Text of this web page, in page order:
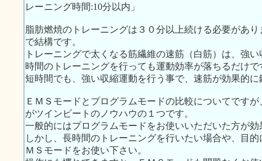
レーニング時間:10分以内」
脂肪燃焼のトレーニングは３０分以上続ける必要があ
で結構です。
トレーニングで太くなる筋繊維の速筋（白筋）は、強
時間のトレーニングを行っても運動効率が落ちるだけで
短時間でも、強い収縮運動を行う事で、速筋が効果的
ＥＭＳモードとプログラムモードの比較についてです
がツインビートのノウハウの１つです。
一般的にはプログラムモードをお使いいただいた方が効
しかし、長時間のトレーニングを行いたい場合や、目
ＭＳモードをお使い下さい。